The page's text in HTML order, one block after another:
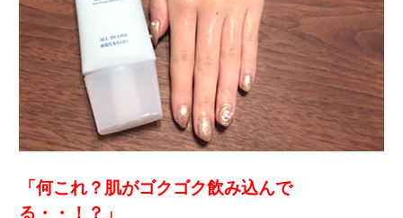
「何これ？肌がゴクゴク飲み込んで
る・・！？」